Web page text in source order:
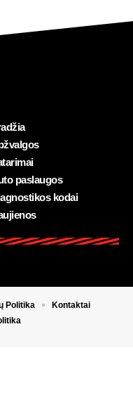
paslaugos
kodai
Politika
Kontaktai